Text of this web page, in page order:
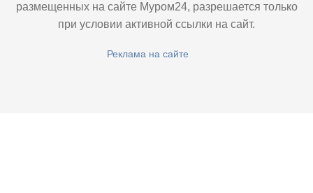
размещенных на сайте Муром24, разрешается только
при условии активной ссылки на сайт.
Реклама на сайте